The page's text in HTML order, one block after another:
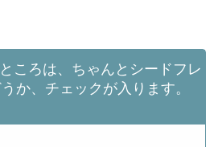
ころは、ちゃんとシードフレ
か、チェックが入ります。